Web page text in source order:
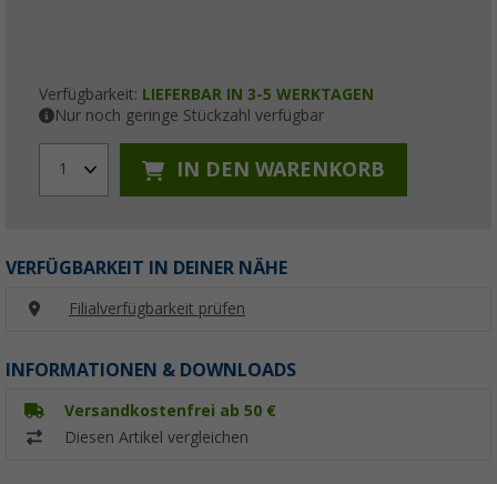
Verfügbarkeit: LIEFERBAR IN 3-5 WERKTAGEN
Nur noch geringe Stückzahl verfügbar
1 IN DEN WARENKORB
VERFÜGBARKEIT IN DEINER NÄHE
Filialverfügbarkeit prüfen
INFORMATIONEN & DOWNLOADS
Versandkostenfrei ab 50 €
Diesen Artikel vergleichen